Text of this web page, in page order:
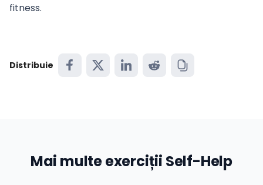
fitness.
Distribuie
Mai multe exerciții Self-Help